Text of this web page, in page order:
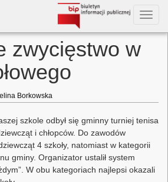
zwycięstwo w
Borkowska
szkole odbył się gminny turniej tenisa
i chłopców. Do zawodów
4 szkoły, natomiast w kategorii
gminy. Organizator ustalił system
W obu kategoriach najlepsi okazali